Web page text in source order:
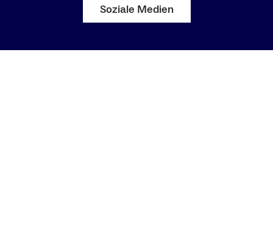
Soziale Medien